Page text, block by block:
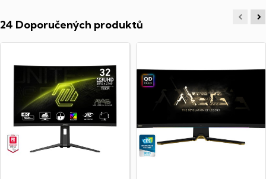
24 Doporučených produktů